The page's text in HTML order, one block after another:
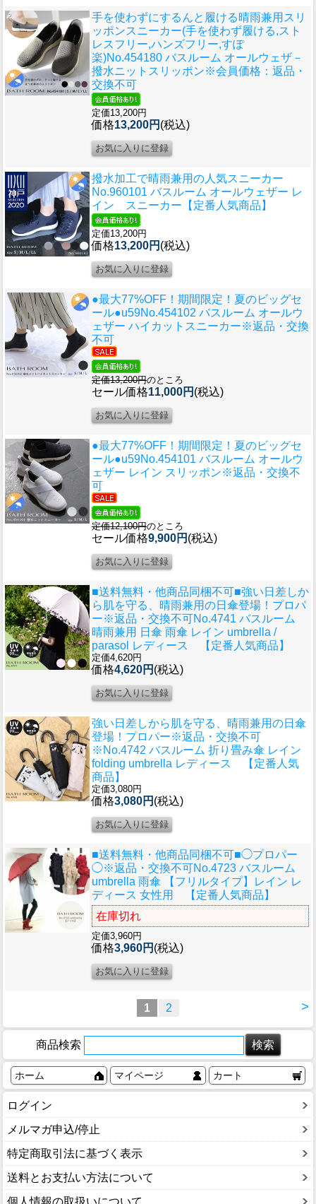
手を使わずにするんと履ける晴雨兼用スリ
ッポンスニーカー(手を使わず履ける,スト
レスフリー,ハンズフリー,すぽ
楽)No.454180 バスルーム オールウェザ－
撥水ニットスリッポン※会員価格：返品・
交換不可
定価13,200円
価格13,200円 (税込)
撥水加工で晴雨兼用の人気スニーカー
No.960101 バスルーム オールウェザー レ
イン スニーカー【定番人気商品】
定価13,200円
価格13,200円 (税込)
●最大77%OFF！期間限定！夏のビッグセ
ール●u59No.454102 バスルーム オールウ
ェザー ハイカットスニーカー※返品・交換
不可
定価13,200円のところ
セール価格11,000円 (税込)
●最大77%OFF！期間限定！夏のビッグセ
ール●u59No.454101 バスルーム オールウ
ェザー レイン スリッポン※返品・交換不
可
定価12,100円のところ
セール価格9,900円 (税込)
■送料無料・他商品同梱不可■強い日差しか
ら肌を守る、晴雨兼用の日傘登場！プロパ
ー※返品・交換不可No.4741 バスルーム
晴雨兼用 日傘 雨傘 レイン umbrella /
parasol レディース 【定番人気商品】
定価4,620円
価格4,620円 (税込)
強い日差しから肌を守る、晴雨兼用の日傘
登場！プロパー※返品・交換不可
※No.4742 バスルーム 折り畳み傘 レイン
folding umbrella レディース 【定番人気
商品】
定価3,080円
価格3,080円 (税込)
■送料無料・他商品同梱不可■◯プロパー
◯※返品・交換不可No.4723 バスルーム
umbrella 雨傘 【フリルタイプ】レイン レ
ディース 女性用 【定番人気商品】
在庫切れ
定価3,960円
価格3,960円 (税込)
>
1 2
商品検索
ホーム マイページ カート
ログイン
メルマガ申込/停止
特定商取引法に基づく表示
送料とお支払い方法について
個人情報の取扱いについて